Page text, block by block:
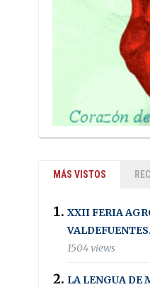
MÁS VISTOS
XXII FERIA
VALDEFUENTES.
1504 views
LA LENGUA DE